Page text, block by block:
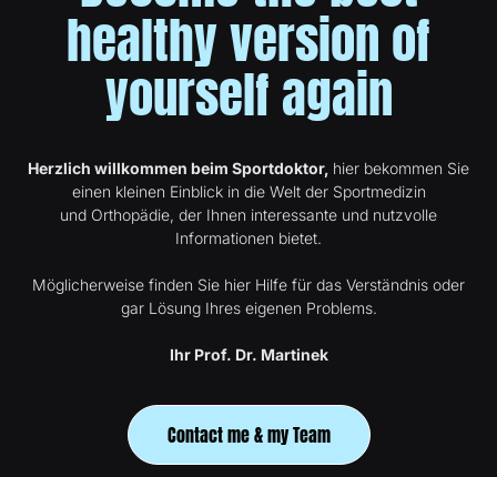
healthy version of
yourself again
Herzlich willkommen beim Sportdoktor, hier bekommen Sie
einen kleinen Einblick in die Welt der Sportmedizin
und Orthopädie, der Ihnen interessante und nutzvolle
Informationen bietet.
Möglicherweise finden Sie hier Hilfe für das Verständnis oder
gar Lösung Ihres eigenen Problems.
Ihr Prof. Dr. Martinek
Contact me & my Team